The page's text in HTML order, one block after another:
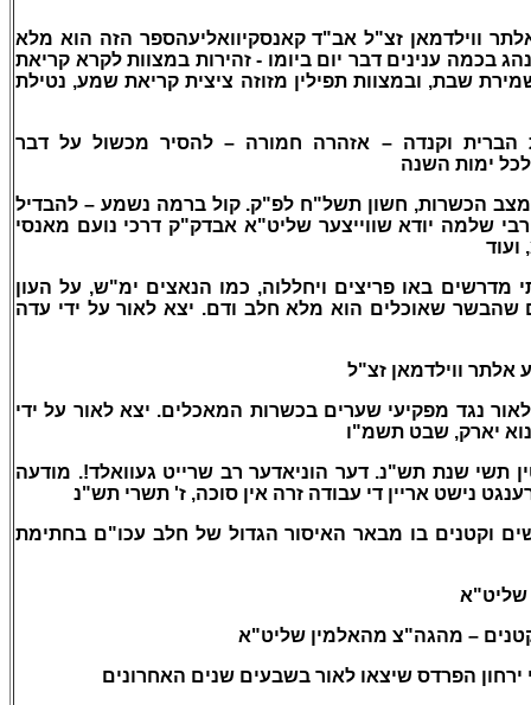
ווילדמאן זצ"ל אב"ד קאנסקיוואליעהספר הזה הוא מלא
בכמה ענינים דבר יום ביומו - זהירות במצוות לקרא קריאת
שבת, ובמצוות תפילין מזוזה ציצית קריאת שמע, נטילת
הברית וקנדה – אזהרה חמורה – להסיר מכשול על דבר
ימות השנה
מצב הכשרות, חשון תשל"ח לפ"ק. קול ברמה נשמע – להבדיל
שלמה יודא שווייצער שליט"א אבדק"ק דרכי נועם מאנסי
מדרשים באו פריצים ויחללוה, כמו הנאצים ימ"ש, על העון
שהבשר שאוכלים הוא מלא חלב ודם. יצא לאור על ידי עדה
אלתר ווילדמאן זצ"ל
נגד מפקיעי שערים בכשרות המאכלים. יצא לאור על ידי
נוא יארק, שבט תשמ"ו
תשי שנת תש"נ. דער הוניאדער רב שרייט געוואלד!. מודעה
נישט אריין די עבודה זרה אין סוכה, ז' תשרי תש"נ
וקטנים בו מבאר האיסור הגדול של חלב עכו"ם בחתימת
שליט"א
– מהגה"צ מהאלמין שליט"א
ירחון הפרדס שיצאו לאור בשבעים שנים האחרונים